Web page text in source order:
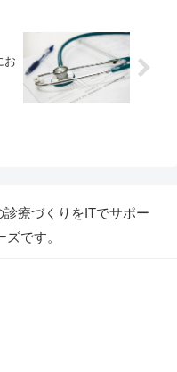
お
療づくりをITでサポー
です。